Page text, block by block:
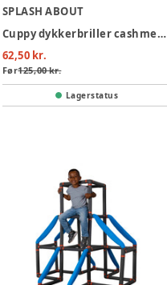
SPLASH ABOUT
Cuppy dykkerbriller cashmere- infant 2-6 years
62,50 kr.
Før125,00 kr.
Lagerstatus